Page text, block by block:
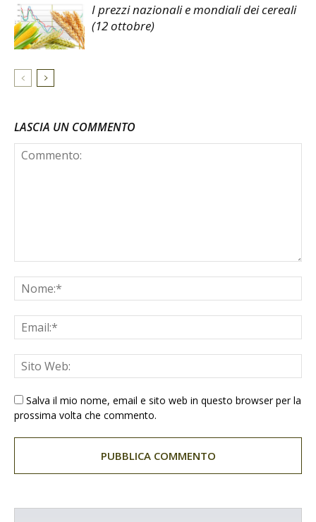
I prezzi nazionali e mondiali dei cereali
(12 ottobre)
LASCIA UN COMMENTO
Salva il mio nome, email e sito web in questo browser per la
prossima volta che commento.